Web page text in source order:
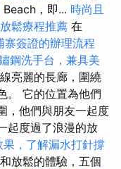
Beach，即... 時尚且
鬆療程推薦 在
寨簽證的辦理流程
鋼洗手台，兼具美
亮麗的長廊，圍繞
。 它的位置為他們
，他們與朋友一起度
起度過了浪漫的放
果，了解漏水打針撐
放鬆的體驗，五個